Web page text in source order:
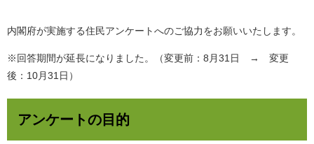
内閣府が実施する住民アンケートへのご協力をお願いいたします。
※回答期間が延長になりました。（変更前：8月31日 → 変更
後：10月31日）
アンケートの目的